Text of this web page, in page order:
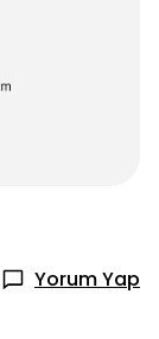
Yorum Yap